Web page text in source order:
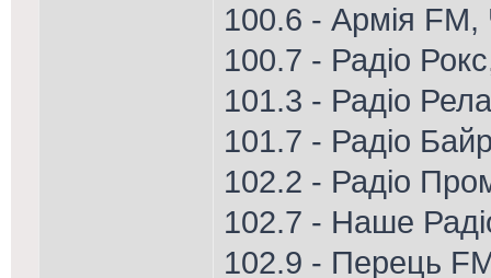
100.6 - Армія FM,
100.7 - Радіо
101.3 - Радіо
101.7 - Радіо
102.2 - Радіо
102.7 - Наше
102.9 - Перець